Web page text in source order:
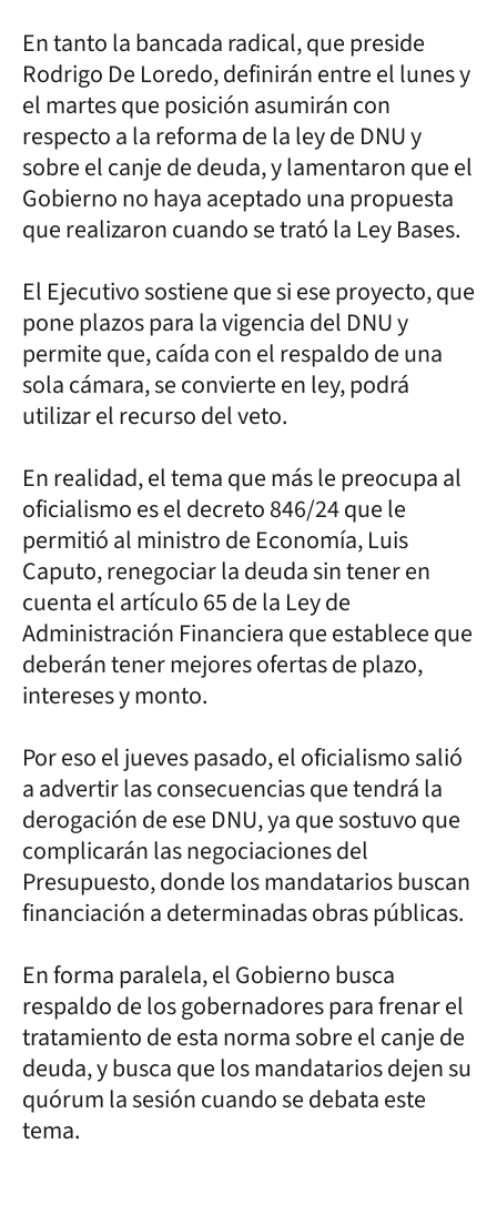
En tanto la bancada radical, que preside
Rodrigo De Loredo, definirán entre el lunes y
el martes que posición asumirán con
respecto a la reforma de la ley de DNU y
sobre el canje de deuda, y lamentaron que el
Gobierno no haya aceptado una propuesta
que realizaron cuando se trató la Ley Bases.
El Ejecutivo sostiene que si ese proyecto, que
pone plazos para la vigencia del DNU y
permite que, caída con el respaldo de una
sola cámara, se convierte en ley, podrá
utilizar el recurso del veto.
En realidad, el tema que más le preocupa al
oficialismo es el decreto 846/24 que le
permitió al ministro de Economía, Luis
Caputo, renegociar la deuda sin tener en
cuenta el artículo 65 de la Ley de
Administración Financiera que establece que
deberán tener mejores ofertas de plazo,
intereses y monto.
Por eso el jueves pasado, el oficialismo salió
a advertir las consecuencias que tendrá la
derogación de ese DNU, ya que sostuvo que
complicarán las negociaciones del
Presupuesto, donde los mandatarios buscan
financiación a determinadas obras públicas.
En forma paralela, el Gobierno busca
respaldo de los gobernadores para frenar el
tratamiento de esta norma sobre el canje de
deuda, y busca que los mandatarios dejen su
quórum la sesión cuando se debata este
tema.